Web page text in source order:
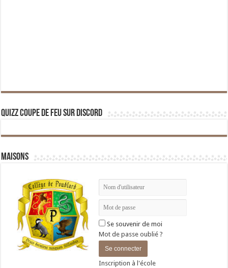
Quizz Coupe de Feu sur Discord
Maisons
Se souvenir de moi
Mot de passe oublié ?
Inscription à l'école